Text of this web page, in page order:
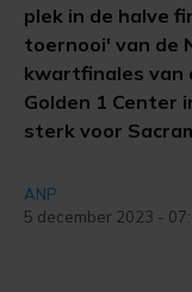
plek in de halve
toernooi' van de
kwartfinales van
Golden 1 Center
sterk voor
ANP
5 december 2023 -